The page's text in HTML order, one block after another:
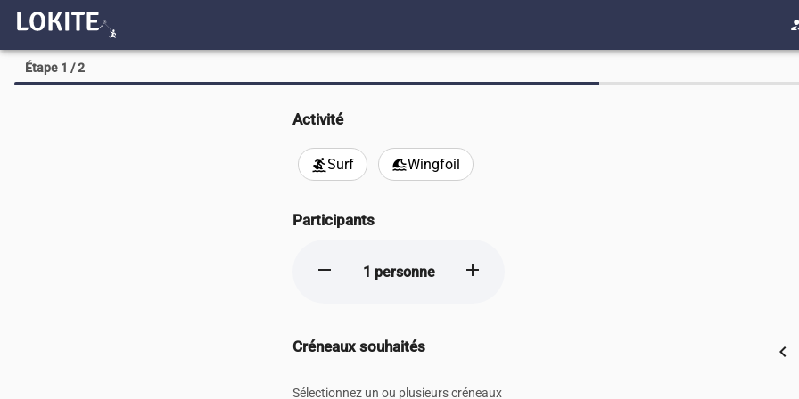
Étape 1 / 2
Activité
surfingSurf tsunamiWingfoil
Participants
remove 1 personne add
Créneaux souhaités chevron_left
Sélectionnez un ou plusieurs créneaux